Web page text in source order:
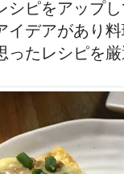
シピをアップ
イデアがあり
ったレシピを